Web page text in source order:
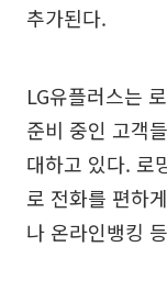
추가된다.
LG유플러스는
준비 중인 고객
대하고 있다. 로
로 전화를 편하
나 온라인뱅킹